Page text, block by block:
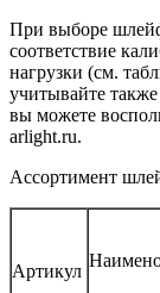
При выборе
соответствие
нагрузки (см.
учитывайте
вы можете
arlight.ru.
Ассортимент
Артикул